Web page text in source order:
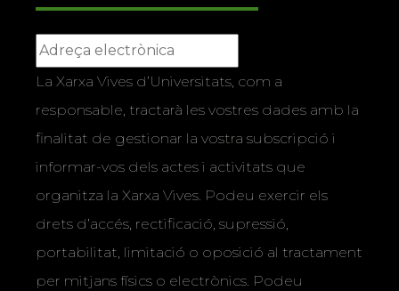
La Xarxa Vives d’Universitats, com a
responsable, tractarà les vostres dades amb la
finalitat de gestionar la vostra subscripció i
informar-vos dels actes i activitats que
organitza la Xarxa Vives. Podeu exercir els
drets d’accés, rectificació, supressió,
portabilitat, limitació o oposició al tractament
per mitjans físics o electrònics. Podeu